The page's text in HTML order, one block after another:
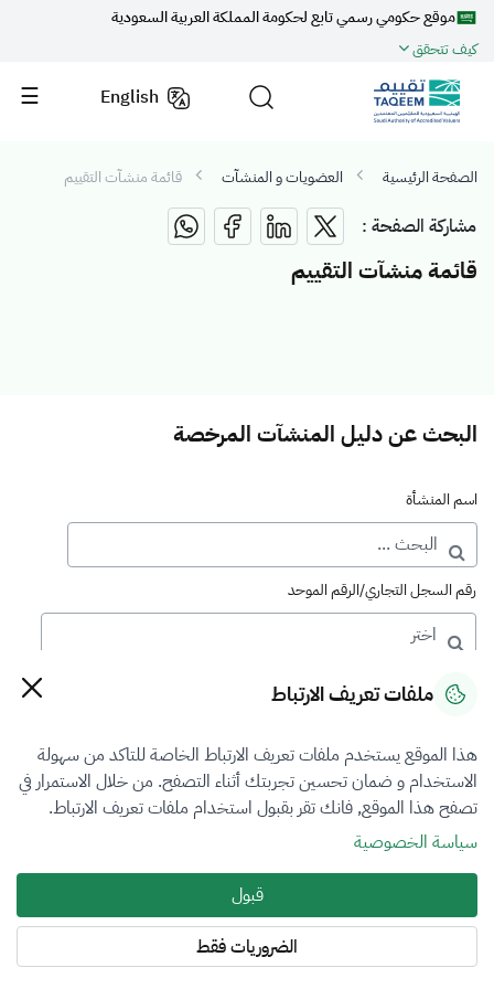
موقع حكومي رسمي تابع لحكومة المملكة العربية السعودية
كيف تتحقق
English
الصفحة الرئيسية العضويات و المنشآت قائمة منشآت التقييم
مشاركة الصفحة :
قائمة منشآت التقييم
البحث عن دليل المنشآت المرخصة
اسم المنشأة
رقم السجل التجاري/الرقم الموحد
رقم الترخيص
التصنيف
VFR5
فرع التقييم
ملفات تعريف الارتباط
هذا الموقع يستخدم ملفات تعريف الارتباط الخاصة للتاكد من سهولة
الاستخدام و ضمان تحسين تجربتك أثناء التصفح. من خلال الاستمرار في
تصفح هذا الموقع, فانك تقر بقبول استخدام ملفات تعريف الارتباط.
سياسة الخصوصية
قبول
الضروريات فقط